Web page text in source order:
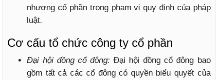
nhượng cổ phần trong phạm vi quy định của pháp
luật.
Cơ cấu tổ chức công ty cổ phần
Đại hội đồng cổ đông: Đại hội đồng cổ đông bao
gồm tất cả các cổ đông có quyền biểu quyết của